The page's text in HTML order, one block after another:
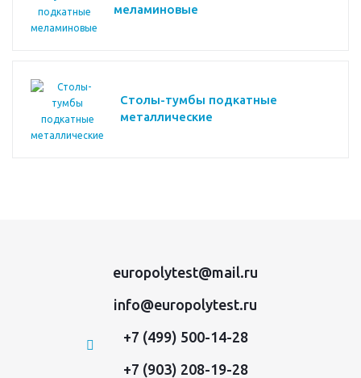
меламиновые
Столы-тумбы подкатные
металлические
europolytest@mail.ru
info@europolytest.ru
+7 (499) 500-14-28
+7 (903) 208-19-28